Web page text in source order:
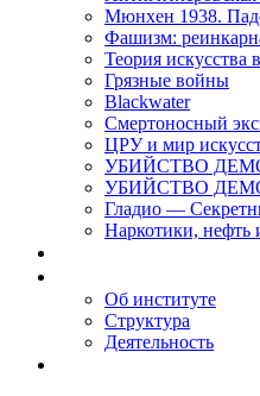
Мюнхен 1938.
Фашизм:
Теория искусства
Грязные войны
Blackwater
Смертоносный
ЦРУ и мир
УБИЙСТВО
УБИЙСТВО
Гладио —
Наркотики, нефть
Об институте
Структура
Деятельность